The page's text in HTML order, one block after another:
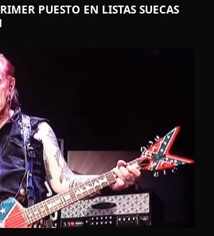
PUESTO EN LISTAS SUECAS